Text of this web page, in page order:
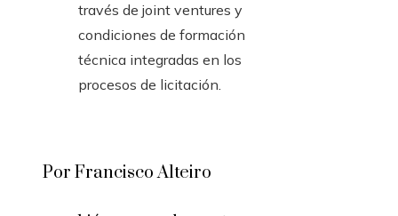
través de joint ventures y
condiciones de formación
técnica integradas en los
procesos de licitación.
Por Francisco Alteiro